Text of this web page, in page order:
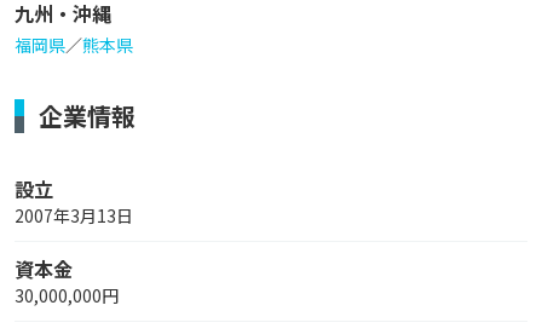
九州・沖縄
福岡県／熊本県
企業情報
設立
2007年3月13日
資本金
30,000,000円